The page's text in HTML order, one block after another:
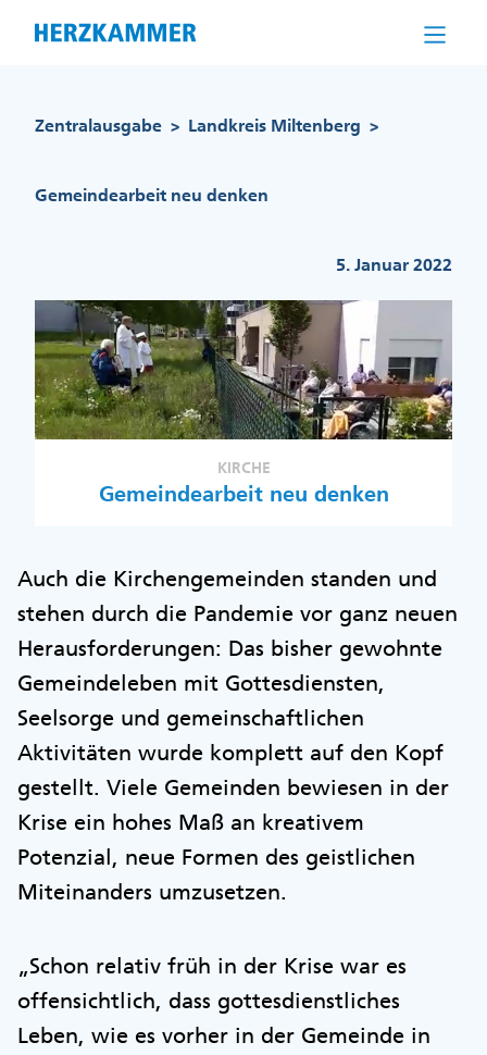
Zentralausgabe > Landkreis Miltenberg >
Gemeindearbeit neu denken
5. Januar 2022
KIRCHE
Gemeindearbeit neu denken
Auch die Kirchengemeinden standen und
stehen durch die Pandemie vor ganz neuen
Herausforderungen: Das bisher gewohnte
Gemeindeleben mit Gottesdiensten,
Seelsorge und gemeinschaftlichen
Aktivitäten wurde komplett auf den Kopf
gestellt. Viele Gemeinden bewiesen in der
Krise ein hohes Maß an kreativem
Potenzial, neue Formen des geistlichen
Miteinanders umzusetzen.
„Schon relativ früh in der Krise war es
offensichtlich, dass gottesdienstliches
Leben, wie es vorher in der Gemeinde in